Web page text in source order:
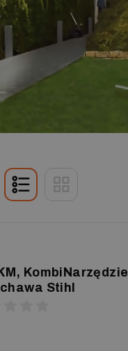
KombiNarzędzie
Stihl